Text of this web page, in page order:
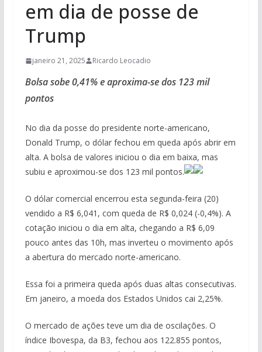
em dia de posse de
Trump
janeiro 21, 2025 Ricardo Leocadio
Bolsa sobe 0,41% e aproxima-se dos 123 mil
pontos
No dia da posse do presidente norte-americano,
Donald Trump, o dólar fechou em queda após abrir em
alta. A bolsa de valores iniciou o dia em baixa, mas
subiu e aproximou-se dos 123 mil pontos.
O dólar comercial encerrou esta segunda-feira (20)
vendido a R$ 6,041, com queda de R$ 0,024 (-0,4%). A
cotação iniciou o dia em alta, chegando a R$ 6,09
pouco antes das 10h, mas inverteu o movimento após
a abertura do mercado norte-americano.
Essa foi a primeira queda após duas altas consecutivas.
Em janeiro, a moeda dos Estados Unidos cai 2,25%.
O mercado de ações teve um dia de oscilações. O
índice Ibovespa, da B3, fechou aos 122.855 pontos,